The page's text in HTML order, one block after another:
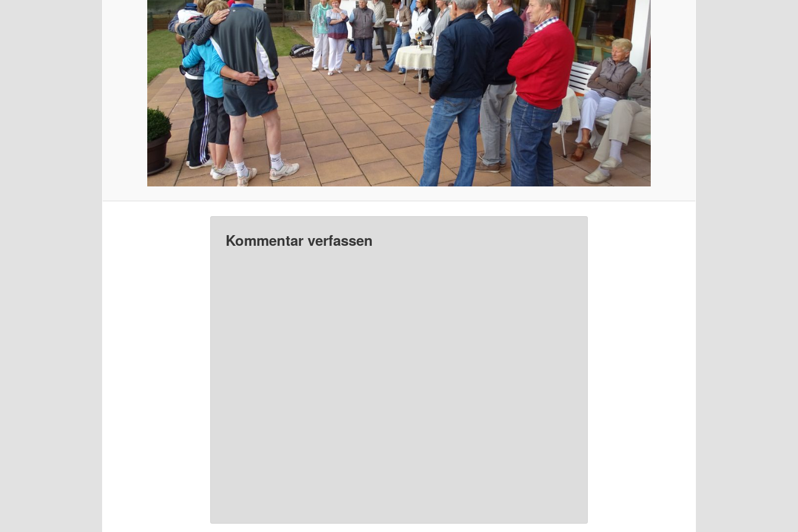
Kommentar verfassen